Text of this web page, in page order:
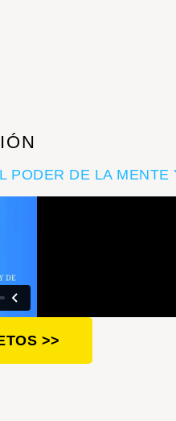
PODER DE LA MENTE
>>